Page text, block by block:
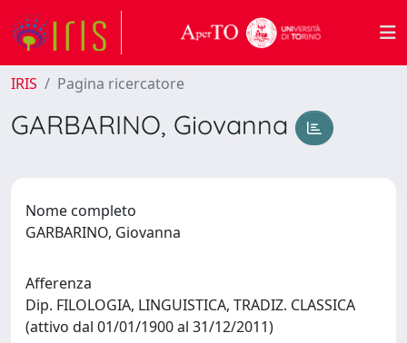
IRIS Pagina ricercatore
GARBARINO, Giovanna
Nome completo
GARBARINO, Giovanna
Afferenza
Dip. FILOLOGIA, LINGUISTICA, TRADIZ. CLASSICA
(attivo dal 01/01/1900 al 31/12/2011)